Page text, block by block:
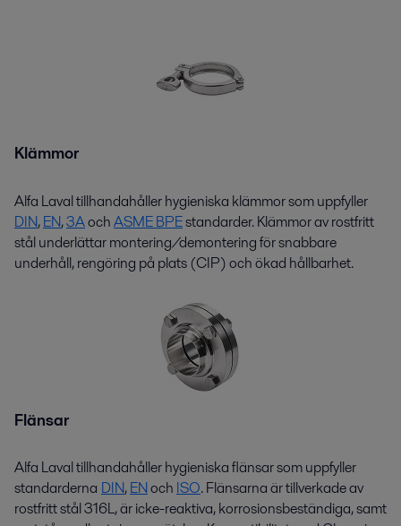
Klämmor
Alfa Lavaltillhandahållerhygieniska klämmor som uppfyller
DIN,EN,3AochASME BPEstandarder. Klämmor avrostfritt
stålunderlättar montering/demontering för snabbare
underhåll, rengöring på plats (CIP) och ökad hållbarhet.
Flänsar
Alfa Laval tillhandahåller hygieniska flänsar som uppfyller
standarderna DIN,ENoch ISO. Flänsarna är tillverkade av
rostfritt stål 316L, är icke-reaktiva, korrosionsbeständiga, samt